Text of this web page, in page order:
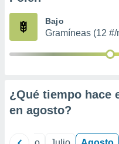
de
1199
Bajo
Gramíneas (12 #/
¿Qué tiempo hace
en agosto?